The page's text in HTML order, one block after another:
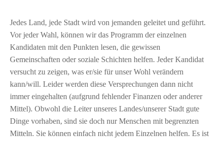
Jedes Land, jede Stadt wird von jemanden geleitet und geführt.
Vor jeder Wahl, können wir das Programm der einzelnen
Kandidaten mit den Punkten lesen, die gewissen
Gemeinschaften oder soziale Schichten helfen. Jeder Kandidat
versucht zu zeigen, was er/sie für unser Wohl verändern
kann/will. Leider werden diese Versprechungen dann nicht
immer eingehalten (aufgrund fehlender Finanzen oder anderer
Mittel). Obwohl die Leiter unseres Landes/unserer Stadt gute
Dinge vorhaben, sind sie doch nur Menschen mit begrenzten
Mitteln. Sie können einfach nicht jedem Einzelnen helfen. Es ist